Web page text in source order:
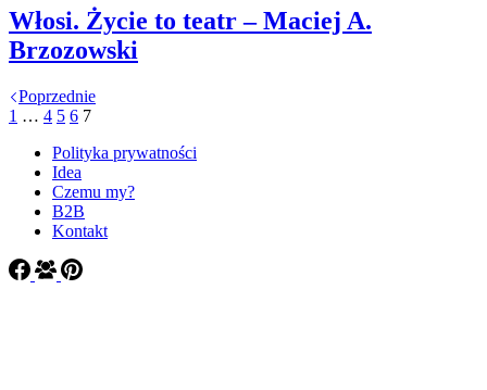
Włosi. Życie to teatr – Maciej A.
Brzozowski
Poprzednie
1 … 4 5 6 7
Polityka prywatności
Idea
Czemu my?
B2B
Kontakt